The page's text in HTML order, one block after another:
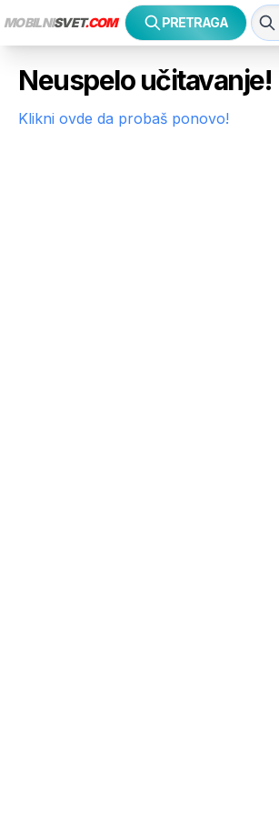
MOBILNISVET.COM PRETRAGA
Neuspelo učitavanje!
Klikni ovde da probaš ponovo!